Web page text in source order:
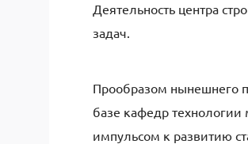
Деятельность центра
задач.
Прообразом нынешнего
базе кафедр
импульсом к развитию